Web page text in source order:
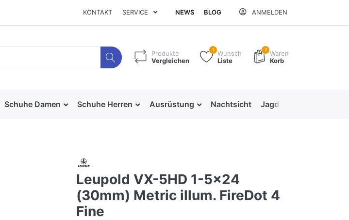
KONTAKT SERVICE NEWS BLOG ANMELDEN
Produkte
Vergleichen
1
Wunsch
Liste
2 Waren
Korb
Schuhe Damen Schuhe Herren Ausrüstung Nachtsicht Jagd & Forst
Leupold VX-5HD 1-5x24
(30mm) Metric illum. FireDot 4
Fine